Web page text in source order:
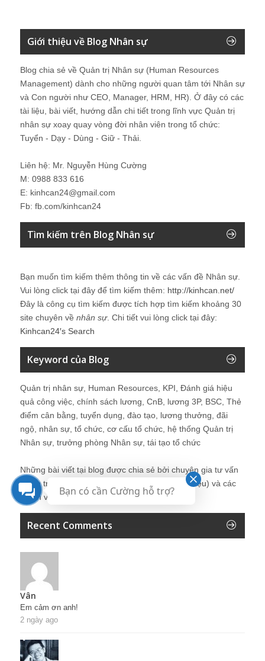
Giới thiệu về Blog Nhân sự
Blog chia sẻ về Quản trị Nhân sự (Human Resources
Management) dành cho những người quan tâm tới Nhân sự
và Con người như CEO, Manager, HRM, HR). Ở đây có các
tài liệu, bài viết, hướng dẫn chi tiết trong lĩnh vực Quản trị
nhân sự xoay quay vòng đời nhân viên trong tổ chức:
Tuyển - Dạy - Dùng - Giữ - Thải.
Liên hệ: Mr. Nguyễn Hùng Cường
M: 0988 833 616
E: kinhcan24@gmail.com
Fb: fb.com/kinhcan24
Tìm kiếm trên Blog Nhân sự
Bạn muốn tìm kiếm thêm thông tin về các vấn đề Nhân sự
Vui lòng click tại đây để tìm kiếm thêm: http://kinhcan.net/
Đây là công cụ tìm kiếm được tích hợp tìm kiếm khoảng 30
site chuyên về nhân sự. Chi tiết vui lòng click tại đây:
Kinhcan24′s Search
Keyword của Blog
Quản trị nhân sự, Human Resources, KPI, Đánh giá hiệu
quả công việc, chính sách lương, CnB, lương 3P, BSC, Thẻ
điểm cân bằng, tuyển dụng, đào tạo, lương thưởng, đãi
ngộ, nhân sự, tổ chức, cơ cấu tổ chức, hệ thống Quản trị
Nhân sự, trưởng phòng Nhân sự, tái tạo tổ chức
Những bài viết tại blog được chia sẻ bởi chuyên gia tư vấn
Quản trị Nhân sự Nguyễn Hùng Cường (
giới thiệu) và các
thành viên khác trong cộng đồng Nhân sự.
Recent Comments
Vân
Em cảm ơn anh!
2 ngày ago
Bạn có cần Cường hỗ trợ?